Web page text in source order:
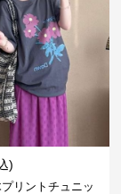
)
リントチュニッ